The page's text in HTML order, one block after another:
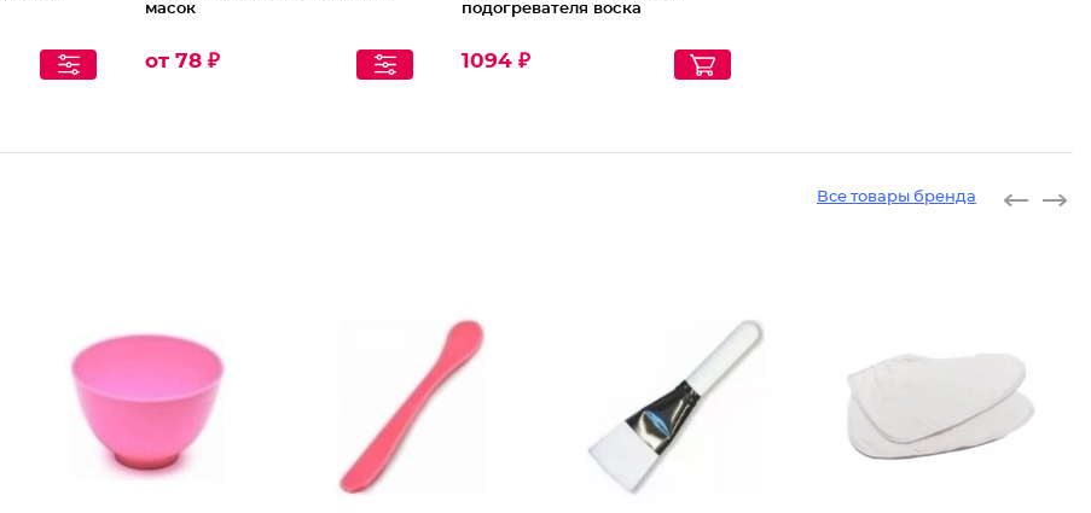
масок
от 78 ₽
подогревателя воска
1094 ₽
Все товары бренда